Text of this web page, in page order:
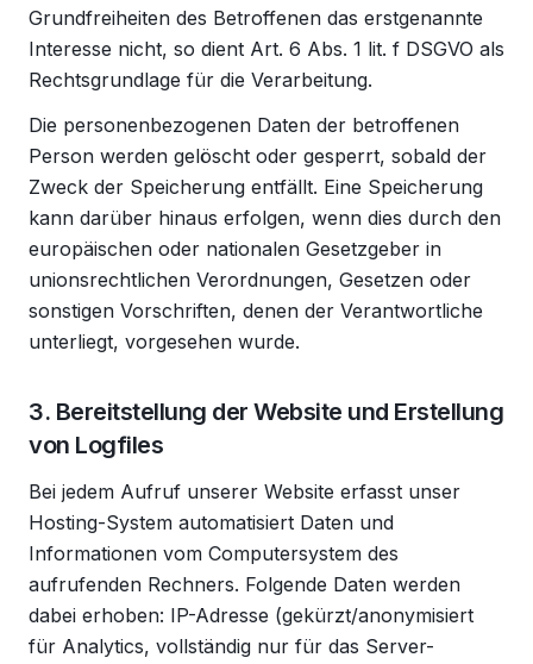
Grundfreiheiten des Betroffenen das erstgenannte
Interesse nicht, so dient Art. 6 Abs. 1 lit. f DSGVO als
Rechtsgrundlage für die Verarbeitung.
Die personenbezogenen Daten der betroffenen
Person werden gelöscht oder gesperrt, sobald der
Zweck der Speicherung entfällt. Eine Speicherung
kann darüber hinaus erfolgen, wenn dies durch den
europäischen oder nationalen Gesetzgeber in
unionsrechtlichen Verordnungen, Gesetzen oder
sonstigen Vorschriften, denen der Verantwortliche
unterliegt, vorgesehen wurde.
3. Bereitstellung der Website und Erstellung
von Logfiles
Bei jedem Aufruf unserer Website erfasst unser
Hosting-System automatisiert Daten und
Informationen vom Computersystem des
aufrufenden Rechners. Folgende Daten werden
dabei erhoben: IP-Adresse (gekürzt/anonymisiert
für Analytics, vollständig nur für das Server-